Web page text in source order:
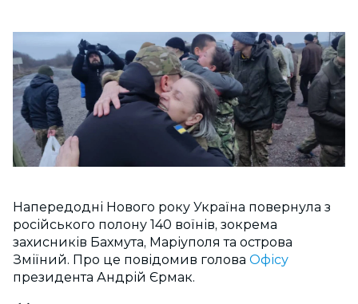
Напередодні Нового року Україна повернула з
російського полону 140 воїнів, зокрема
захисників Бахмута, Маріуполя та острова
Зміїний. Про це повідомив голова Офісу
президента Андрій Єрмак.